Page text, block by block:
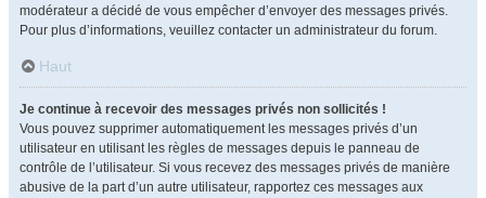
modérateur a décidé de vous empêcher d’envoyer des messages privés.
Pour plus d’informations, veuillez contacter un administrateur du forum.
Haut
Je continue à recevoir des messages privés non sollicités !
Vous pouvez supprimer automatiquement les messages privés d’un
utilisateur en utilisant les règles de messages depuis le panneau de
contrôle de l’utilisateur. Si vous recevez des messages privés de manière
abusive de la part d’un autre utilisateur, rapportez ces messages aux